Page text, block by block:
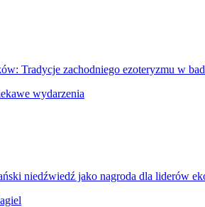
Tradycje zachodniego ezoteryzmu w
wydarzenia
niedźwiedź jako nagroda dla liderów